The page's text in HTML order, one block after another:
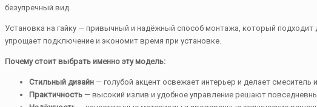
безупречный вид.
Установка на гайку — привычный и надёжный способ монтажа, который
упрощает подключение и экономит время при установке.
Почему стоит выбрать именно эту модель:
Стильный дизайн — голубой акцент освежает интерьер и делает смеситель
Практичность — высокий излив и удобное управление решают